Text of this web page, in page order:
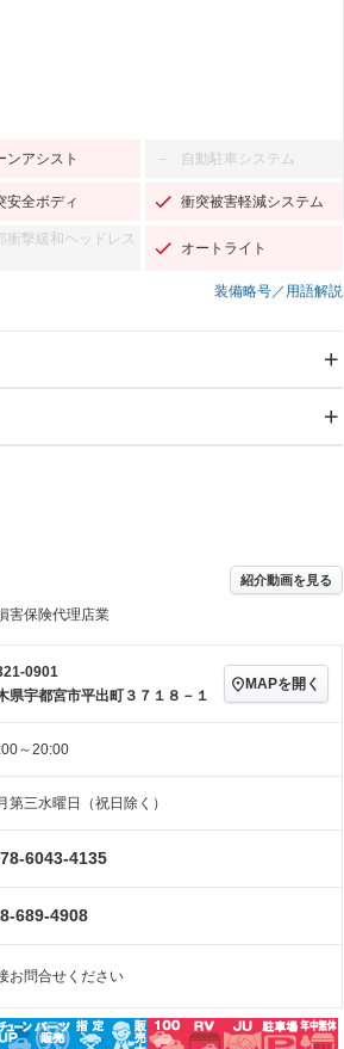
ンアシスト － 自動駐車システム
安全ボディ 衝突被害軽減システム
衝撃緩和ヘッドレス
オートライト
装備略号／用語解説
センターデフロック
装備略号／用語解説
キーレス
タブルナビ
ートキー ローダウン
シート ベンチシート
トマン
モニター
紹介動画を見る
害保険代理店業
0901
県宇都宮市平出町３７１８－１
MAPを開く
～20:00
第三水曜日（祝日除く）
6043-4135
689-4908
お問合せください